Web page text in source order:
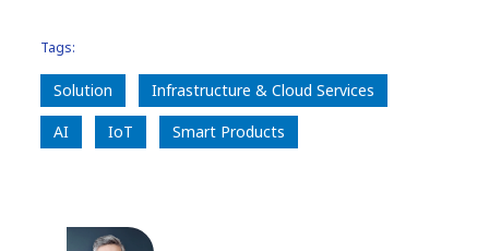
Tags:
Solution
Infrastructure & Cloud Services
AI
IoT Smart Products